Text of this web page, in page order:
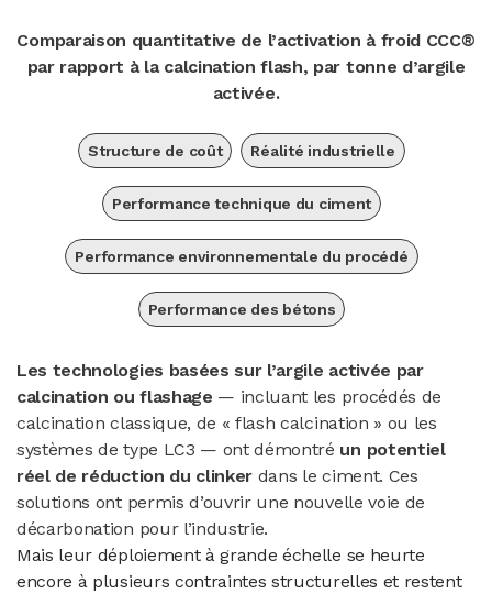
Comparaison quantitative de l’activation à froid CCC®
par rapport à la calcination flash, par tonne d’argile
activée.
Structure de coût Réalité industrielle
Performance technique du ciment
Performance environnementale du procédé
Performance des bétons
Les technologies basées sur l’argile activée par
calcination ou flashage — incluant les procédés de
calcination classique, de « flash calcination » ou les
systèmes de type LC3 — ont démontré un potentiel
réel de réduction du clinker dans le ciment. Ces
solutions ont permis d’ouvrir une nouvelle voie de
décarbonation pour l’industrie.
Mais leur déploiement à grande échelle se heurte
encore à plusieurs contraintes structurelles et restent